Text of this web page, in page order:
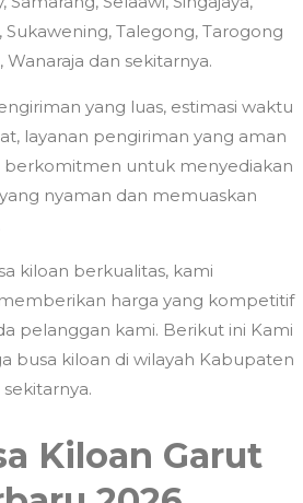
Sukawening, Talegong, Tarogong
dan sekitarnya.
yang luas, estimasi waktu
layanan pengiriman yang aman
berkomitmen untuk menyediakan
nyaman dan memuaskan
kiloan berkualitas, kami
harga yang kompetitif
pelanggan kami. Berikut ini Kami
busa kiloan di wilayah Kabupaten
Kiloan Garut